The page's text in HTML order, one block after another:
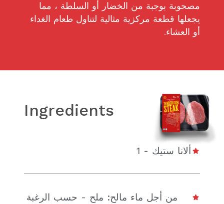
مصحوبة بوجبة من الخضار أو السلطة ، مما
يجعلها قطعة مركزية مثالية لتناول طعام الغداء
أو العشاء.
Ingredients
ألانا ستيك - 1
من أجل ماء مالح: ملح - حسب الرغبة